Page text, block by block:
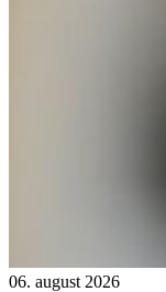
06. august 2026